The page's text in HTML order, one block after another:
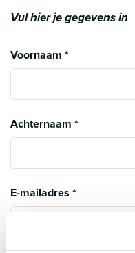
Vul hier je gegevens in
Voornaam *
Achternaam *
E-mailadres *